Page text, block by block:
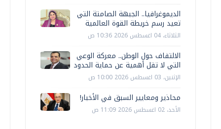
الديموغرافيا.. الجبهة الصامتة التي
تعيد رسم خريطة القوة العالمية
الثلاثاء، 04 اغسطس 2026 10:36 ص
الالتفاف حول الوطن.. معركة الوعي
التي لا تقل أهمية عن حماية الحدود
الإثنين، 03 اغسطس 2026 10:00 ص
محاذير ومعايير السبق في الأخبار!
الأحد، 02 اغسطس 2026 11:09 ص